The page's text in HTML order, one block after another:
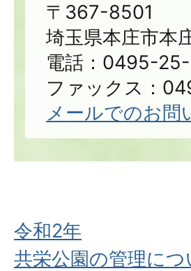
〒367-8501
埼玉県本庄市本
電話：0495-
ファックス：
メールでのお問
令和2年
共栄公園の管理に